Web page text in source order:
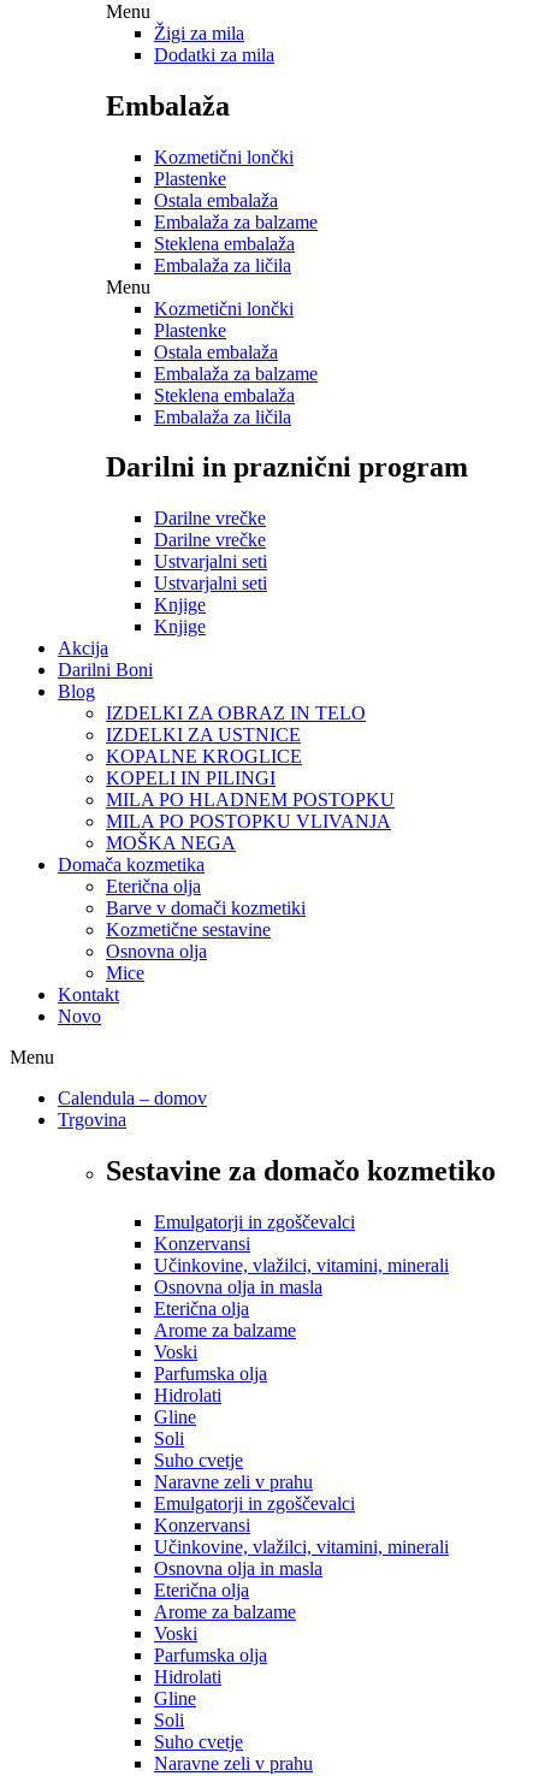
Menu
Žigi za mila
Dodatki za mila
Embalaža
Kozmetični lončki
Plastenke
Ostala embalaža
Embalaža za balzame
Steklena embalaža
Embalaža za ličila
Menu
Kozmetični lončki
Plastenke
Ostala embalaža
Embalaža za balzame
Steklena embalaža
Embalaža za ličila
Darilni in praznični program
Darilne vrečke
Darilne vrečke
Ustvarjalni seti
Ustvarjalni seti
Knjige
Knjige
Akcija
Darilni Boni
Blog
IZDELKI ZA OBRAZ IN TELO
IZDELKI ZA USTNICE
KOPALNE KROGLICE
KOPELI IN PILINGI
MILA PO HLADNEM POSTOPKU
MILA PO POSTOPKU VLIVANJA
MOŠKA NEGA
Domača kozmetika
Eterična olja
Barve v domači kozmetiki
Kozmetične sestavine
Osnovna olja
Mice
Kontakt
Novo
Menu
Calendula – domov
Trgovina
Sestavine za domačo kozmetiko
Emulgatorji in zgoščevalci
Konzervansi
Učinkovine, vlažilci, vitamini, minerali
Osnovna olja in masla
Eterična olja
Arome za balzame
Voski
Parfumska olja
Hidrolati
Gline
Soli
Suho cvetje
Naravne zeli v prahu
Emulgatorji in zgoščevalci
Konzervansi
Učinkovine, vlažilci, vitamini, minerali
Osnovna olja in masla
Eterična olja
Arome za balzame
Voski
Parfumska olja
Hidrolati
Gline
Soli
Suho cvetje
Naravne zeli v prahu